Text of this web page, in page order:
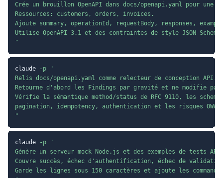
Crée un brouillon OpenAPI dans docs/openapi.yaml pour une
Ressources: customers, orders, invoices.
Ajoute summary, operationId, requestBody, responses,
Utilise OpenAPI 3.1 et des contraintes de style JSON
"
claude -p
"
Relis docs/openapi.yaml comme relecteur de conception API.
Retourne d'abord les Findings par gravité et ne modifie
Vérifie la sémantique method/status de RFC 9110, les
pagination, idempotency, authentication et les risques
"
claude -p
"
Génère un serveur mock Node.js et des exemples de tests
Couvre succès, échec d'authentification, échec de
Garde les lignes sous 150 caractères et ajoute les commandes